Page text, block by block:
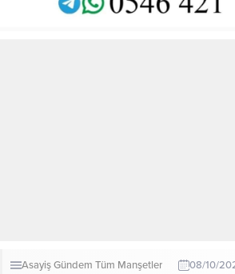
AsayişGündem Tüm Manşetler 08/10/